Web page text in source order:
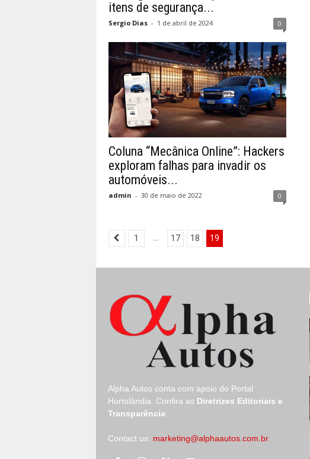
itens de segurança...
Sergio Dias - 1 de abril de 2024 0
Coluna “Mecânica Online”: Hackers
exploram falhas para invadir os
automóveis...
admin - 30 de maio de 2022 0
1 17 18 19
Alpha Autos conta com apoio do Portal
Hortolândia.
Confira as Diretrizes Editoriais e
Transparência
Contact us: marketing@alphaautos.com.br